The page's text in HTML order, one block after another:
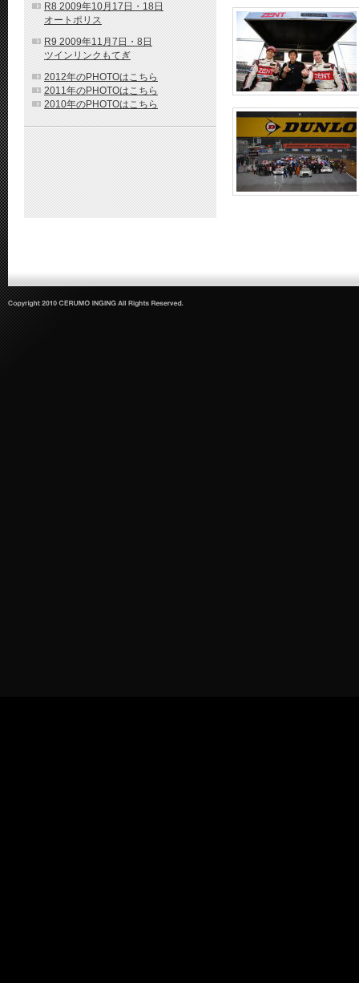
R8 2009年10月17日・18日
オートポリス
R9 2009年11月7日・8日
ツインリンクもてぎ
2012年のPHOTOはこちら
2011年のPHOTOはこちら
2010年のPHOTOはこちら